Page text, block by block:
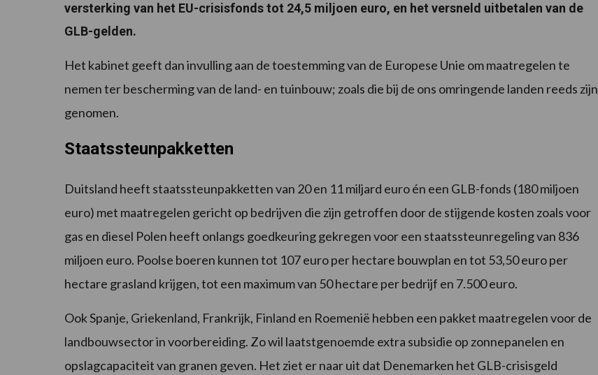
versterking van het EU-crisisfonds tot 24,5 miljoen euro, en het versneld uitbetalen van de
GLB-gelden.
Het kabinet geeft dan invulling aan de toestemming van de Europese Unie om maatregelen te
nemen ter bescherming van de land- en tuinbouw; zoals die bij de ons omringende landen reeds zijn
genomen.
Staatssteunpakketten
Duitsland heeft staatssteunpakketten van 20 en 11 miljard euro én een GLB-fonds (180 miljoen
euro) met maatregelen gericht op bedrijven die zijn getroffen door de stijgende kosten zoals voor
gas en diesel Polen heeft onlangs goedkeuring gekregen voor een staatssteunregeling van 836
miljoen euro. Poolse boeren kunnen tot 107 euro per hectare bouwplan en tot 53,50 euro per
hectare grasland krijgen, tot een maximum van 50 hectare per bedrijf en 7.500 euro.
Ook Spanje, Griekenland, Frankrijk, Finland en Roemenië hebben een pakket maatregelen voor de
landbouwsector in voorbereiding. Zo wil laatstgenoemde extra subsidie op zonnepanelen en
opslagcapaciteit van granen geven. Het ziet er naar uit dat Denemarken het GLB-crisisgeld